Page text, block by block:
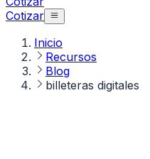
Cotizar
Inicio
Recursos
Blog
billeteras digitales